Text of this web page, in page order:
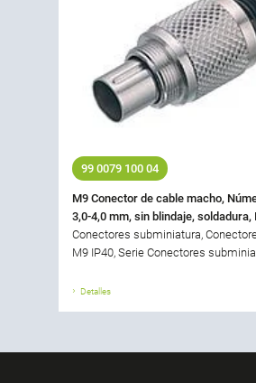
99 0079 100 04
M9 Conector de cable macho,
3,0-4,0 mm, sin blindaje, soldadura,
Conectores subminiatura,
M9 IP40, Serie Conectores
Detalles